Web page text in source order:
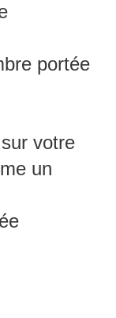
portée
votre
un